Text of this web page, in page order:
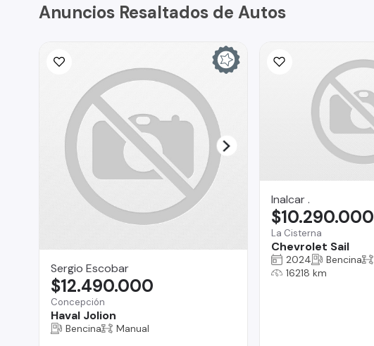
Anuncios Resaltados de Autos
Sergio Escobar
Concepción
Haval Jolion
$12.490.000
Bencina Manual
Inalcar .
La Cisterna
Chevrolet Sail
$10.290.000
2024 Bencina
16218 km